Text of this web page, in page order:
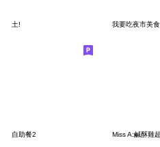
土! 我要吃夜市美食
自助餐2 Miss A:鹹酥雞